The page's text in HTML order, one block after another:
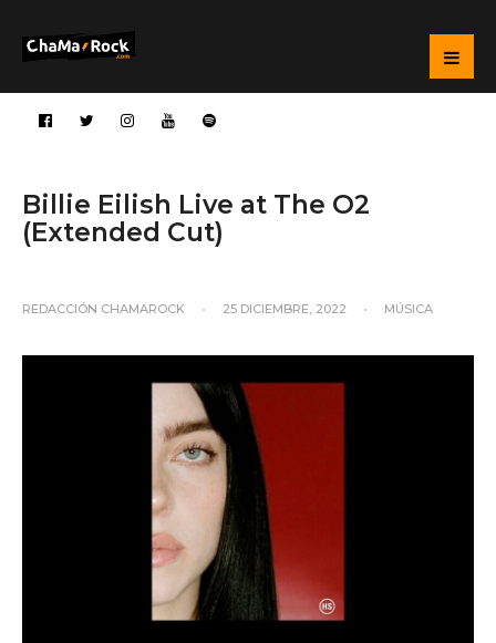
Billie Eilish Live at The O2
(Extended Cut)
REDACCIÓN CHAMAROCK • 25 DICIEMBRE, 2022 • MÚSICA